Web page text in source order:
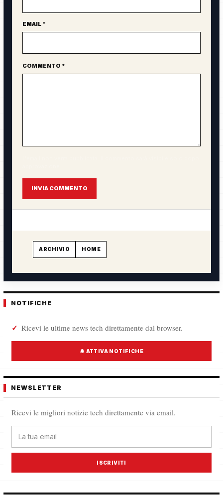
EMAIL *
COMMENTO *
INVIA COMMENTO
ARCHIVIO HOME
NOTIFICHE
Ricevi le ultime news tech direttamente dal browser.
🔔 ATTIVA NOTIFICHE
NEWSLETTER
Ricevi le migliori notizie tech direttamente via email.
ISCRIVITI